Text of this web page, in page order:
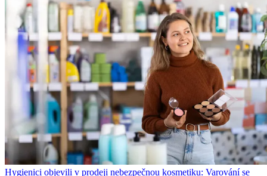
Hygienici objevili v prodeji nebezpečnou kosmetiku: Varování se